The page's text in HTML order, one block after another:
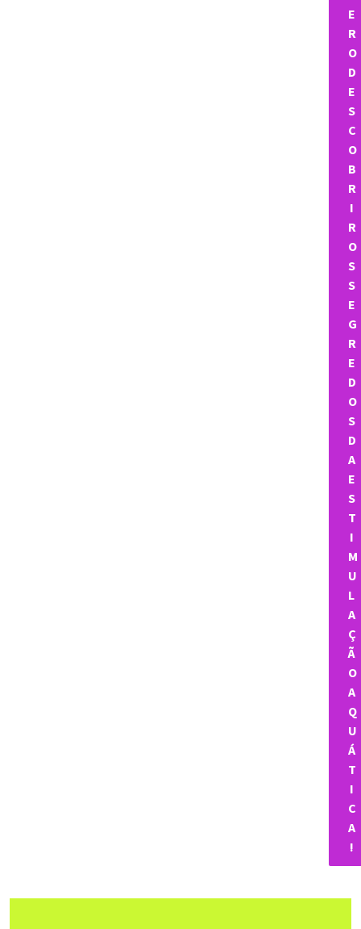
E
R
O
D
E
S
C
O
B
R
I
R
O
S
S
E
G
R
E
D
O
S
D
A
E
S
T
I
M
U
L
A
Ç
Ã
O
A
Q
U
Á
T
I
C
A
!